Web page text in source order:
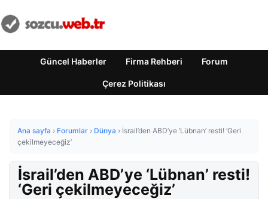
Güncel Haberler Firma Rehberi Forum
Çerez Politikası
Ana sayfa › Forumlar › Dünya › İsrail’den ABD’ye ‘Lübnan’ resti! ‘Geri
çekilmeyeceğiz’
İsrail’den ABD’ye ‘Lübnan’ resti!
‘Geri çekilmeyeceğiz’